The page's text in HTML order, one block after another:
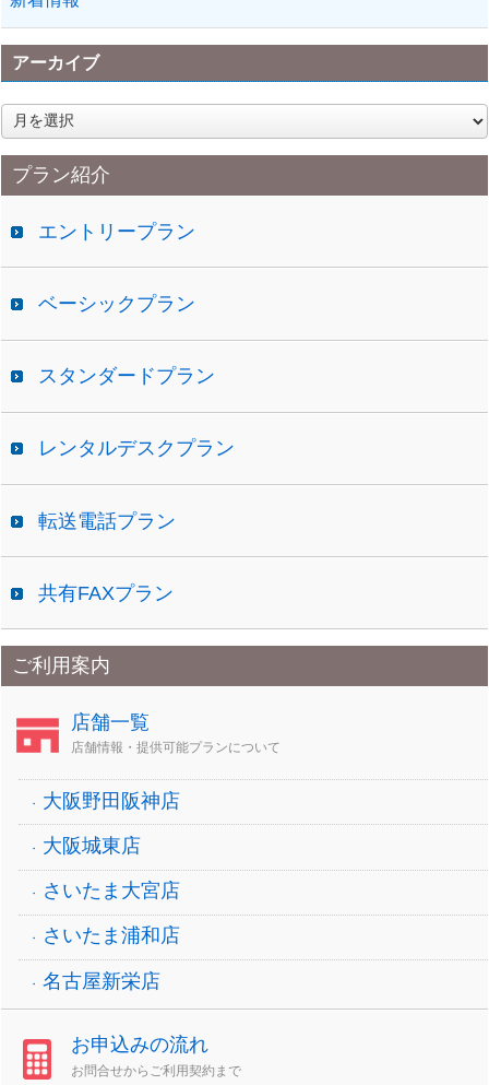
アーカイブ
ア
ー
カ
イプラン紹介
エントリープラン
ベーシックプラン
スタンダードプラン
レンタルデスクプラン
転送電話プラン
共有FAXプラン
ご利用案内
店舗一覧
店舗情報・提供可能プランについて
大阪野田阪神店
大阪城東店
さいたま大宮店
さいたま浦和店
名古屋新栄店
お申込みの流れ
お問合せからご利用契約まで